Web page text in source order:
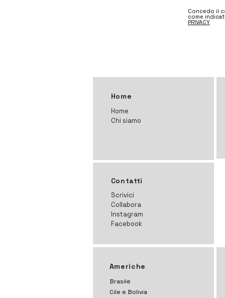
Concedo il
come
PRIVACY
Home
Home
Chi siamo
Contatti
Scrivici
Collabora
Instagram
Facebook
Americhe
Brasile
Cile e Bolivia